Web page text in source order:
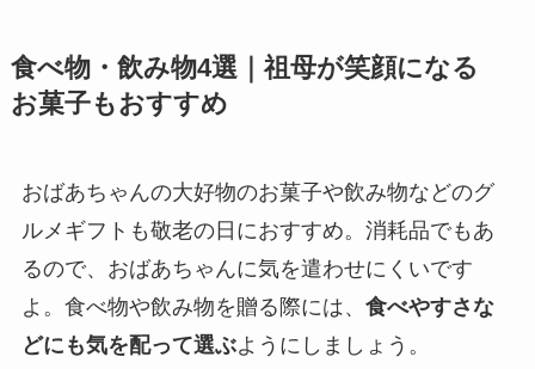
食べ物・飲み物4選｜祖母が笑顔になる
お菓子もおすすめ
おばあちゃんの大好物のお菓子や飲み物などのグ
ルメギフトも敬老の日におすすめ。消耗品でもあ
るので、おばあちゃんに気を遣わせにくいです
よ。食べ物や飲み物を贈る際には、 食べやすさな
どにも気を配って選ぶようにしましょう。